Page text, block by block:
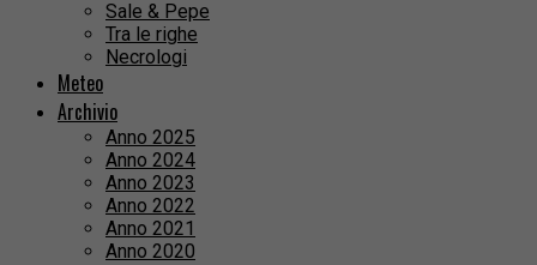
Sale & Pepe
Tra le righe
Necrologi
Meteo
Archivio
Anno 2025
Anno 2024
Anno 2023
Anno 2022
Anno 2021
Anno 2020